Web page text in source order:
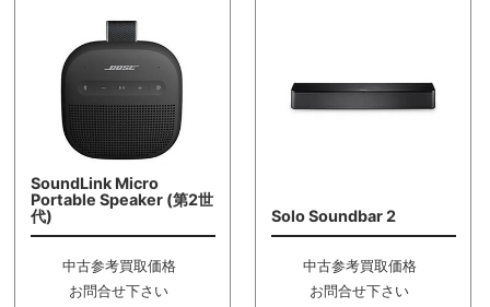
SoundLink Micro
Portable Speaker (第2世
代)
中古参考買取価格
お問合せ下さい
Solo Soundbar 2
中古参考買取価格
お問合せ下さい